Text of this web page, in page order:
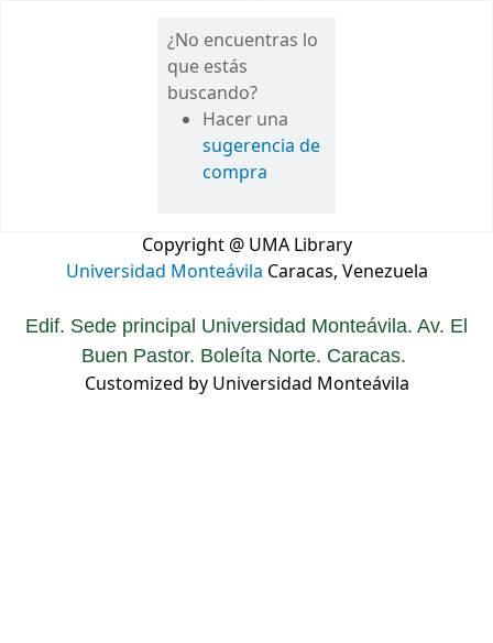
¿No encuentras lo
que estás
buscando?
Hacer una
sugerencia de
compra
Copyright @ UMA Library
Universidad Monteávila Caracas, Venezuela
Edif. Sede principal Universidad Monteávila. Av. El
Buen Pastor. Boleíta Norte. Caracas.
Customized by Universidad Monteávila